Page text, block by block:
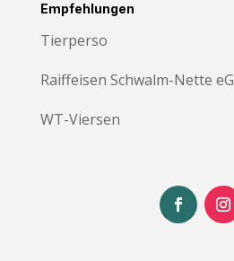
Empfehlungen
Tierperso
Raiffeisen Schwalm-Nette
WT-Viersen